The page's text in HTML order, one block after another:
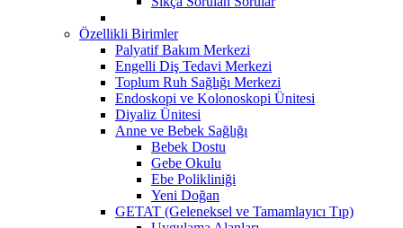
Özellikli Birimler
Palyatif Bakım Merkezi
Engelli Diş Tedavi Merkezi
Toplum Ruh Sağlığı Merkezi
Endoskopi ve Kolonoskopi Ünitesi
Diyaliz Ünitesi
Anne ve Bebek Sağlığı
Bebek Dostu
Gebe Okulu
Ebe Polikliniği
Yeni Doğan
GETAT (Geleneksel ve Tamamlayıcı Tıp)